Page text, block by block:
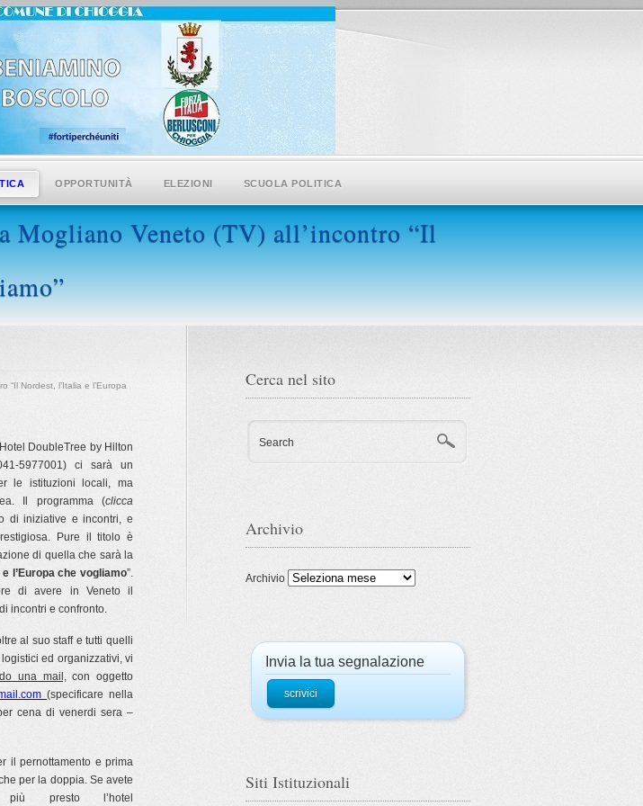
OPPORTUNITÀ ELEZIONI SCUOLA POLITICA
Mogliano Veneto (TV) all’incontro “Il
“Il Nordest, l’Italia e l’Europa
DoubleTree by Hilton
5977001) ci sarà un
le istituzioni locali, ma
Il programma (clicca
di iniziative e incontri, e
Pure il titolo è
di quella che sarà la
l’Europa che vogliamo”.
di avere in Veneto il
incontri e confronto.
al suo staff e tutti quelli
ed organizzativi, vi
una mail,con oggetto
(specificare nella
cena di venerdi sera –
il pernottamento e prima
per la doppia. Se avete
presto l’hotel
Cerca nel sito
Search
Archivio
Archivio
Invia la tua segnalazione
scrivici
Siti Istituzionali